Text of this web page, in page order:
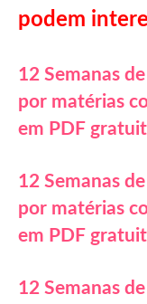
podem
12 Semanas
por matérias
em PDF
12 Semanas
por matérias
em PDF
12 Semanas